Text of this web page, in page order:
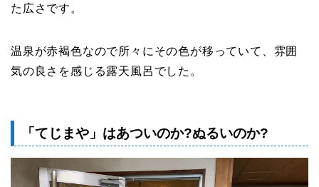
た広さです。
温泉が赤褐色なので所々にその色が移っていて、雰囲
気の良さを感じる露天風呂でした。
「てじまや」はあついのか?ぬるいのか?